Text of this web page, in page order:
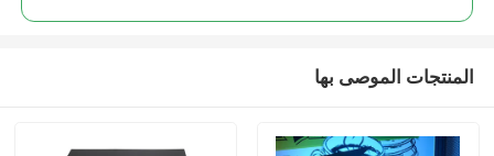
المنتجات الموصى بها